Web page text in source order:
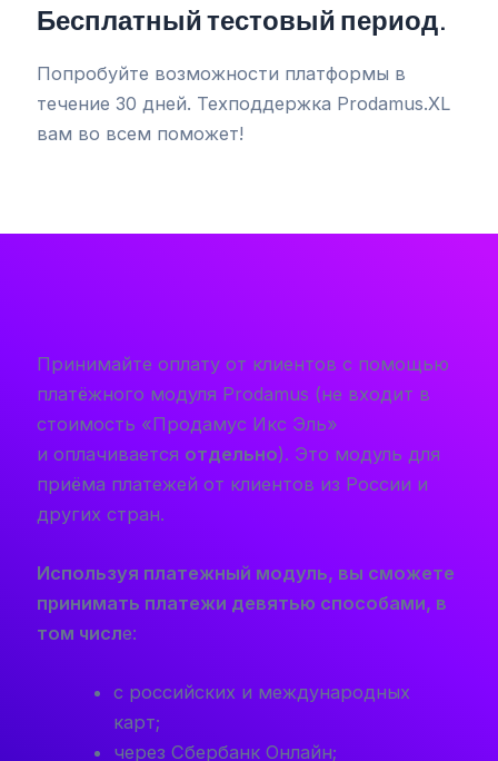
Бесплатный тестовый период.
Попробуйте возможности платформы в
течение 30 дней. Техподдержка Prodamus.XL
вам во всем поможет!
Принимайте оплату от клиентов с помощью
платёжного модуля Prodamus (не входит в
стоимость «Продамус Икс Эль»
и оплачивается отдельно). Это модуль для
приёма платежей от клиентов из России и
других стран.
Используя платежный модуль, вы сможете
принимать платежи девятью способами, в
том числе:
с российских и международных
карт;
через Сбербанк Онлайн;